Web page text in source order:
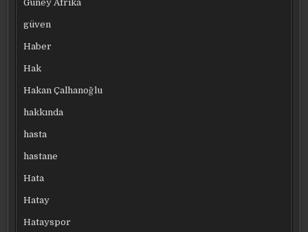
Güney Afrika
güven
Haber
Hak
Hakan Çalhanoğlu
hakkında
hasta
hastane
Hata
Hatay
Hatayspor